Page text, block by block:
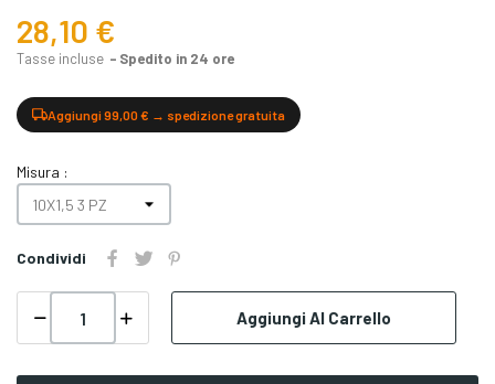
28,10 €
Tasse incluse Spedito in 24 ore
Aggiungi 99,00 € → spedizione gratuita
Misura :
Condividi
Aggiungi Al Carrello